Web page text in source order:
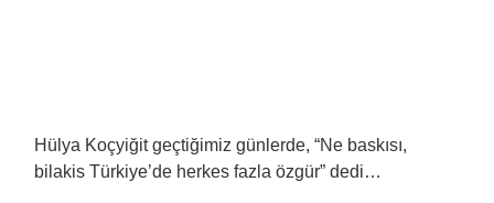
Hülya Koçyiğit geçtiğimiz günlerde, “Ne baskısı,
bilakis Türkiye’de herkes fazla özgür” dedi…